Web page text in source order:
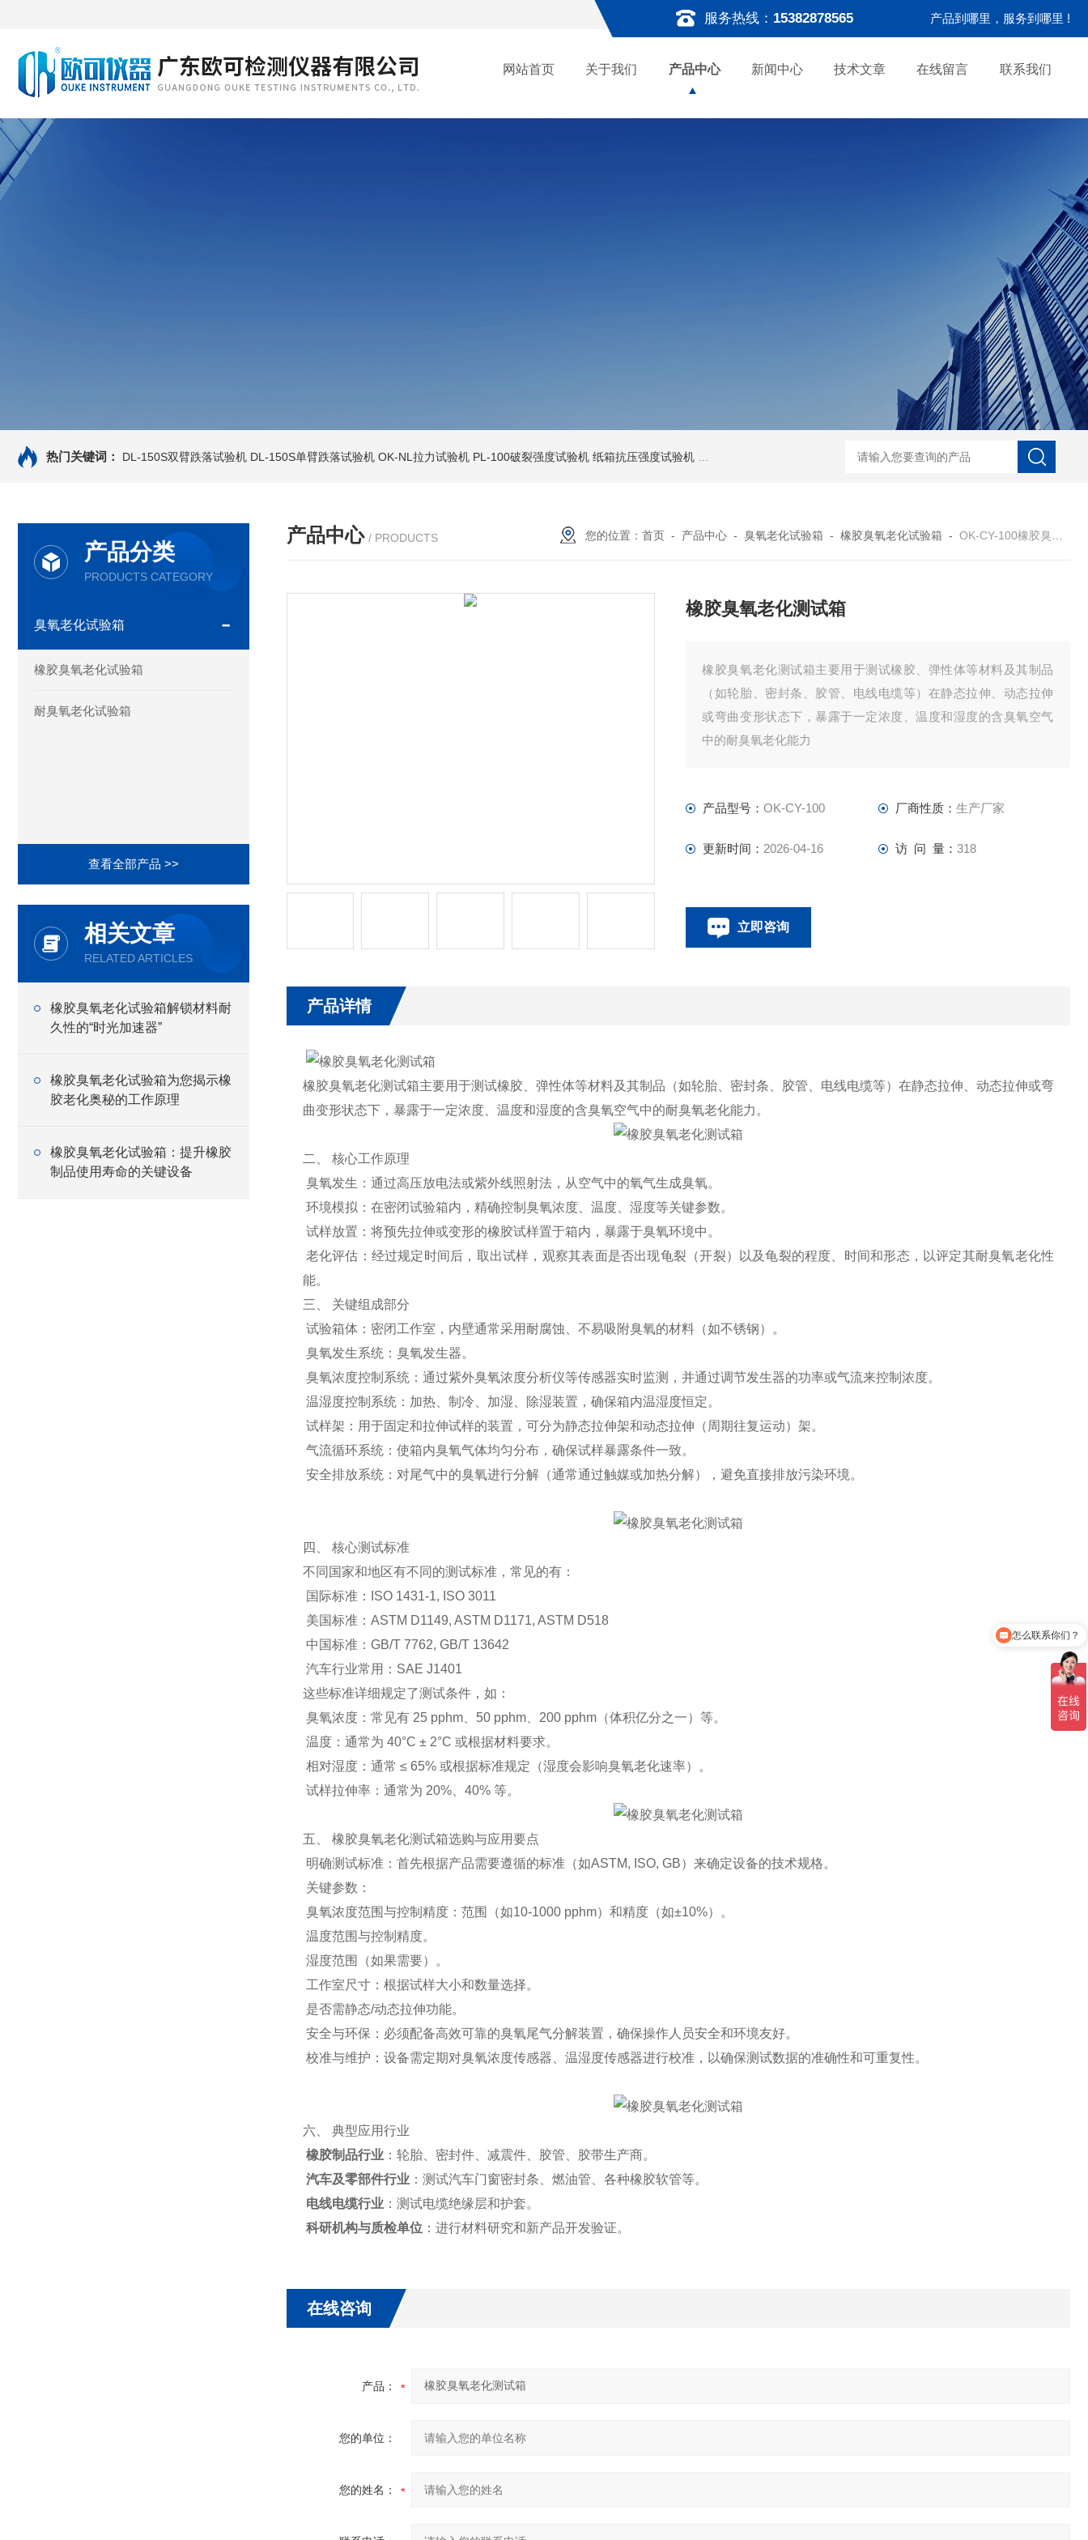
服务热线： 15382878565 产品到哪里，服务到哪里 !
网站首页 关于我们 产品中心 新闻中心 技术文章 在线留言 联系我们
热门关键词： DL-150S双臂跌落试验机 DL-150S单臂跌落试验机 OK-NL拉力试验机 PL-100破裂强度试验机 纸箱抗压强度试验机 OK-S-10加速度冲击试验机 DQY--150高低温低
产品分类
PRODUCTS CATEGORY
臭氧老化试验箱
橡胶臭氧老化试验箱
耐臭氧老化试验箱
查看全部产品 >>
相关文章
RELATED ARTICLES
橡胶臭氧老化试验箱解锁材料耐
久性的“时光加速器”
橡胶臭氧老化试验箱为您揭示橡
胶老化奥秘的工作原理
橡胶臭氧老化试验箱：提升橡胶
制品使用寿命的关键设备
产品中心 / PRODUCTS 您的位置：首页 - 产品中心 -臭氧老化试验箱 -橡胶臭氧老化试验箱 -OK-CY-100橡胶臭氧老化测试箱
橡胶臭氧老化测试箱
橡胶臭氧老化测试箱主要用于测试橡胶、弹性体等材料及其制品
（如轮胎、密封条、胶管、电线电缆等）在静态拉伸、动态拉伸
或弯曲变形状态下，暴露于一定浓度、温度和湿度的含臭氧空气
中的耐臭氧老化能力
产品型号：OK-CY-100 厂商性质： 生产厂家
更新时间： 2026-04-16 访 问 量： 318
立即咨询
产品详情
橡胶臭氧老化测试箱主要用于测试橡胶、弹性体等材料及其制品（如轮胎、密封条、胶管、电线电缆等）在静态拉伸、动态拉伸或弯
曲变形状态下，暴露于一定浓度、温度和湿度的含臭氧空气中的耐臭氧老化能力。
二、 核心工作原理
臭氧发生：通过高压放电法或紫外线照射法，从空气中的氧气生成臭氧。
环境模拟：在密闭试验箱内，精确控制臭氧浓度、温度、湿度等关键参数。
试样放置：将预先拉伸或变形的橡胶试样置于箱内，暴露于臭氧环境中。
老化评估：经过规定时间后，取出试样，观察其表面是否出现龟裂（开裂）以及龟裂的程度、时间和形态，以评定其耐臭氧老化性
能。
三、 关键组成部分
试验箱体：密闭工作室，内壁通常采用耐腐蚀、不易吸附臭氧的材料（如不锈钢）。
臭氧发生系统：臭氧发生器。
臭氧浓度控制系统：通过紫外臭氧浓度分析仪等传感器实时监测，并通过调节发生器的功率或气流来控制浓度。
温湿度控制系统：加热、制冷、加湿、除湿装置，确保箱内温湿度恒定。
试样架：用于固定和拉伸试样的装置，可分为静态拉伸架和动态拉伸（周期往复运动）架。
气流循环系统：使箱内臭氧气体均匀分布，确保试样暴露条件一致。
安全排放系统：对尾气中的臭氧进行分解（通常通过触媒或加热分解），避免直接排放污染环境。
四、 核心测试标准
不同国家和地区有不同的测试标准，常见的有：
国际标准：ISO 1431-1, ISO 3011
美国标准：ASTM D1149, ASTM D1171, ASTM D518
中国标准：GB/T 7762, GB/T 13642
汽车行业常用：SAE J1401
这些标准详细规定了测试条件，如：
臭氧浓度：常见有 25 pphm、50 pphm、200 pphm（体积亿分之一）等。
温度：通常为 40°C ± 2°C 或根据材料要求。
相对湿度：通常 ≤ 65% 或根据标准规定（湿度会影响臭氧老化速率）。
试样拉伸率：通常为 20%、40% 等。
五、 橡胶臭氧老化测试箱选购与应用要点
明确测试标准：首先根据产品需要遵循的标准（如ASTM, ISO, GB）来确定设备的技术规格。
关键参数：
臭氧浓度范围与控制精度：范围（如10-1000 pphm）和精度（如±10%）。
温度范围与控制精度。
湿度范围（如果需要）。
工作室尺寸：根据试样大小和数量选择。
是否需静态/动态拉伸功能。
安全与环保：必须配备高效可靠的臭氧尾气分解装置，确保操作人员安全和环境友好。
校准与维护：设备需定期对臭氧浓度传感器、温湿度传感器进行校准，以确保测试数据的准确性和可重复性。
六、 典型应用行业
橡胶制品行业：轮胎、密封件、减震件、胶管、胶带生产商。
汽车及零部件行业：测试汽车门窗密封条、燃油管、各种橡胶软管等。
电线电缆行业：测试电缆绝缘层和护套。
科研机构与质检单位：进行材料研究和新产品开发验证。
在线咨询
产品：
您的单位：
您的姓名：
你们是生产厂家吗？